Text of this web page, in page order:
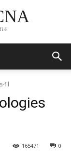
fil
0
165471